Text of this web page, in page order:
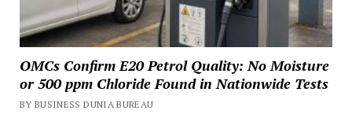
OMCs Confirm E20 Petrol Quality: No Moisture
or 500 ppm Chloride Found in Nationwide Tests
BY BUSINESS DUNIA BUREAU